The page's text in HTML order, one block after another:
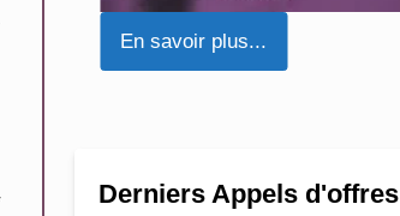
En savoir plus...
Derniers Appels d'offres